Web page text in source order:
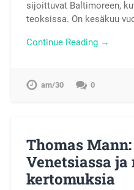
sijoittuvat Baltimoreen,
teoksissa. On kesäkuu
Continue Reading →
am/30 0
Thomas
Venetsiassa ja
kertomuksia